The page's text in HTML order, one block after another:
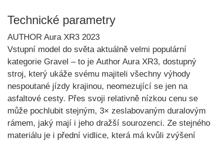
Technické parametry
AUTHOR Aura XR3 2023
Vstupní model do světa aktuálně velmi populární
kategorie Gravel – to je Author Aura XR3, dostupný
stroj, který ukáže svému majiteli všechny výhody
nespoutané jízdy krajinou, neomezující se jen na
asfaltové cesty. Přes svoji relativně nízkou cenu se
může pochlubit stejným, 3× zeslabovaným duralovým
rámem, jaký mají i jeho dražší sourozenci. Ze stejného
materiálu je i přední vidlice, která má kvůli zvýšení